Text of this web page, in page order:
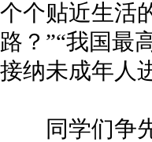
个个贴近生活
路？”“我国最
接纳未成年人
同学们争先